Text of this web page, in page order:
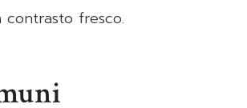
fresco.